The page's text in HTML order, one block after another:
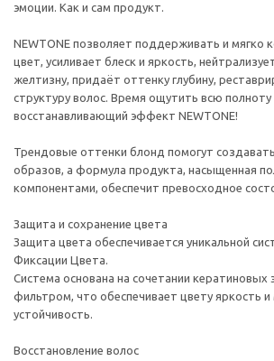
эмоции. Как и сам продукт.
NEWTONE позволяет поддерживать и мягко
цвет, усиливает блеск и яркость,
желтизну, придаёт оттенку глубину,
структуру волос. Время ощутить всю полноту
восстанавливающий эффект NEWTONE!
Трендовые оттенки блонд помогут
образов, а формула продукта, насыщенная
компонентами, обеспечит превосходное
Защита и сохранение цвета
Защита цвета обеспечивается уникальной
Фиксации Цвета.
Система основана на сочетании кератиновых
фильтром, что обеспечивает цвету яркость
устойчивость.
Восстановление волос